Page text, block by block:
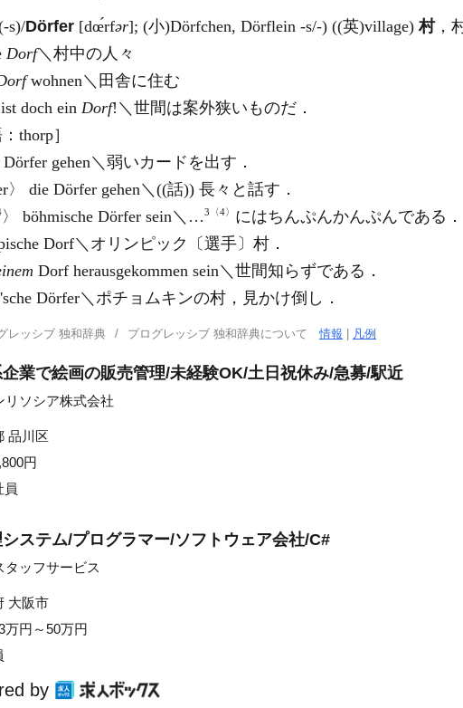
s)/Dörfer [dœ́rfər]; (小)Dörfchen, Dörflein -s/-) ((英)village)村，
Dorf＼村中の人々
wohnen＼田舎に住む
doch ein Dorf!＼世間は案外狭いものだ．
thorp］
Dörfer gehen＼弱いカードを出す．
〉 die Dörfer gehen＼((話)) 長々と話す．
〉 böhmische Dörfer sein＼…3〈4〉 にはちんぷんかんぷんである．
Dorf＼オリンピック〔選手〕村．
Dorf herausgekommen sein＼世間知らずである．
Dörfer＼ポチョムキンの村，見かけ倒し．
レッシブ 独和辞典 プログレッシブ 独和辞典について情報 | 凡例
業で絵画の販売管理/未経験OK/土日祝休み/急募/駅近
リソシア株式会社
品川区
円
員
ステム/プログラマー/ソフトウェア会社/C#
タッフサービス
大阪市
万円～50万円
by